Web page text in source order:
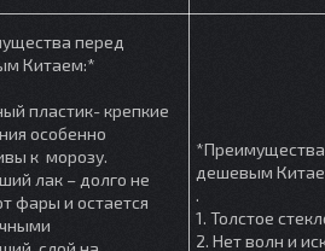
перед
Китаем:*
пластик- крепкие
особенно
к морозу.
лак – долго не
фары и остается
дешевым
.
1. Толстое
2. Нет волн и